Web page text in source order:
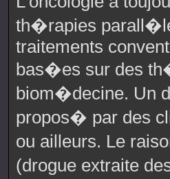
th�rapies
traitements
bas�es sur des
biom�decine. Un
propos� par des
ou ailleurs. Le
(drogue extraite